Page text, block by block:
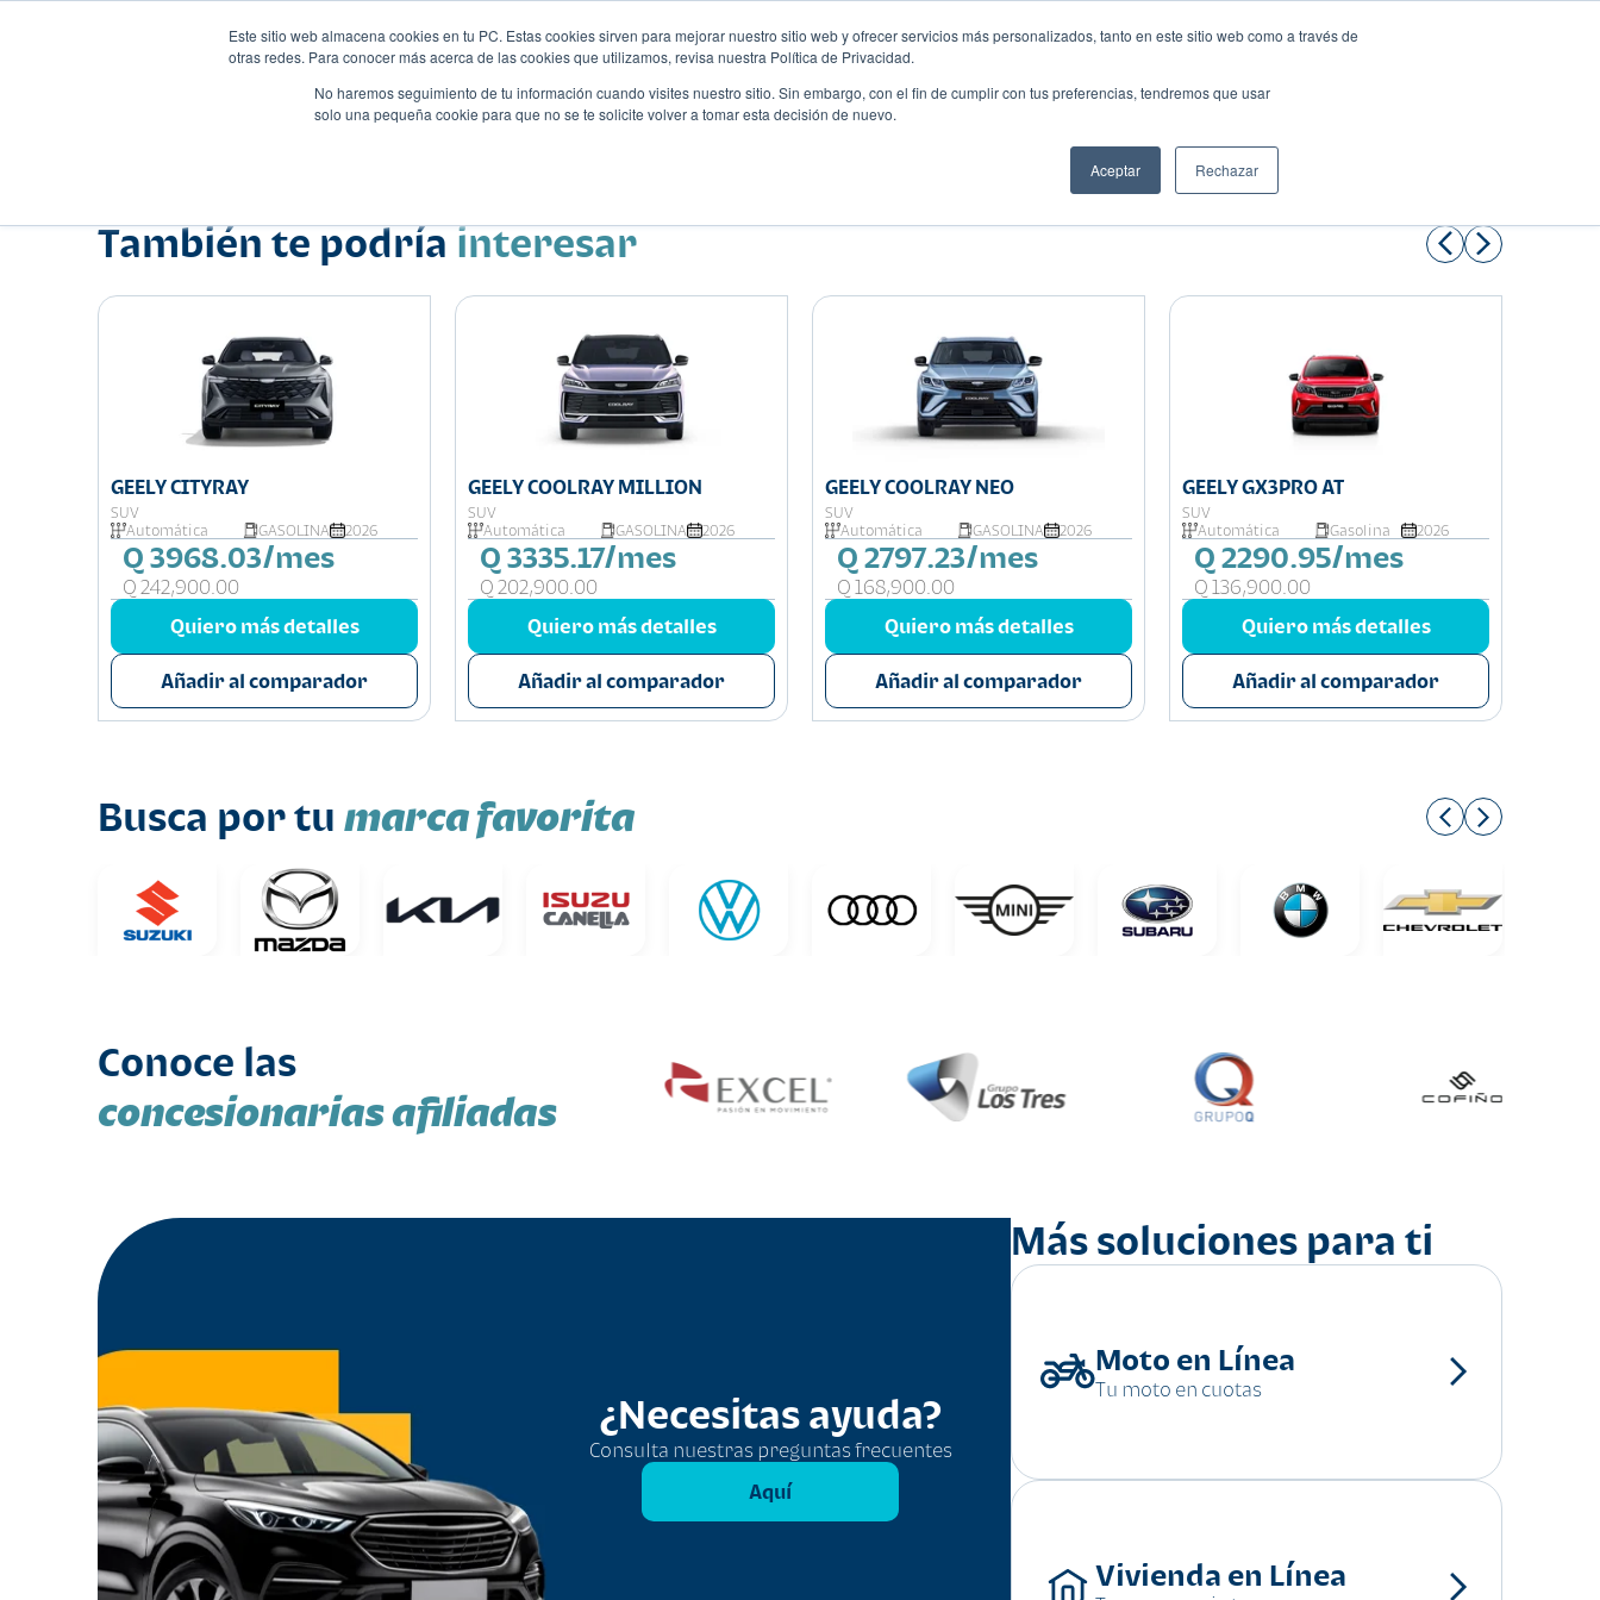
Este sitio web almacena cookies en tu PC. Estas cookies sirven para mejorar nuestro sitio web y ofrecer servicios más personalizados, tanto en este sitio web como a través de
otras redes. Para conocer más acerca de las cookies que utilizamos, revisa nuestra Política de Privacidad.
No haremos seguimiento de tu información cuando visites nuestro sitio. Sin embargo, con el fin de cumplir con tus preferencias, tendremos que usar
solo una pequeña cookie para que no se te solicite volver a tomar esta decisión de nuevo.
Aceptar Rechazar
Compartir:
También te podría interesar
GEELY CITYRAY
SUV
Automática
GASOLINA 2026
Q 3968.03/mes
Q 242,900.00
Quiero más detalles
Añadir al comparador
GEELY COOLRAY MILLION
SUV
Automática
GASOLINA 2026
Q 3335.17/mes
Q 202,900.00
Quiero más detalles
Añadir al comparador
GEELY COOLRAY NEO
SUV
Automática
GASOLINA 2026
Q 2797.23/mes
Q 168,900.00
Quiero más detalles
Añadir al comparador
GEELY GX3PRO AT
SUV
Automática
Gasolina 2026
Q 2290.95/mes
Q 136,900.00
Quiero más detalles
Añadir al comparador
Busca por tu marca favorita
Conoce las
concesionarias afiliadas
¿Necesitas ayuda?
Consulta nuestras preguntas frecuentes
Aquí
Más soluciones para ti
Moto en Línea
Tu moto en cuotas
Vivienda en Línea